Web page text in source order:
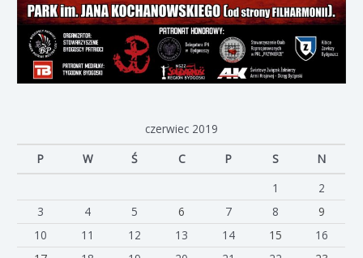
czerwiec 2019
P
W Ś C P S
N
1
2
3
4 5 6 7 8
9
10
11 12 13 14 15
16